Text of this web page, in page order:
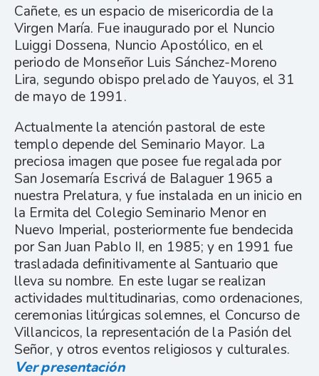
Cañete, es un espacio de misericordia de la
Virgen María. Fue inaugurado por el Nuncio
Luiggi Dossena, Nuncio Apostólico, en el
periodo de Monseñor Luis Sánchez-Moreno
Lira, segundo obispo prelado de Yauyos, el 31
de mayo de 1991.
Actualmente la atención pastoral de este
templo depende del Seminario Mayor. La
preciosa imagen que posee fue regalada por
San Josemaría Escrivá de Balaguer 1965 a
nuestra Prelatura, y fue instalada en un inicio en
la Ermita del Colegio Seminario Menor en
Nuevo Imperial, posteriormente fue bendecida
por San Juan Pablo II, en 1985; y en 1991 fue
trasladada definitivamente al Santuario que
lleva su nombre. En este lugar se realizan
actividades multitudinarias, como ordenaciones,
ceremonias litúrgicas solemnes, el Concurso de
Villancicos, la representación de la Pasión del
Señor, y otros eventos religiosos y culturales.
Ver presentación